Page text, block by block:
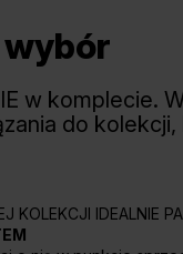
w komplecie.
do
KOLEKCJI IDEALNIE